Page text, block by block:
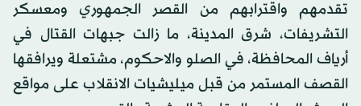
تقدمهم واقترابهم من القصر الجمهوري ومعسكر
التشريفات، شرق المدينة، ما زالت جبهات القتال في
أرياف المحافظة، في الصلو والاحكوم، مشتعلة ويرافقها
القصف المستمر من قبل ميليشيات الانقلاب على مواقع